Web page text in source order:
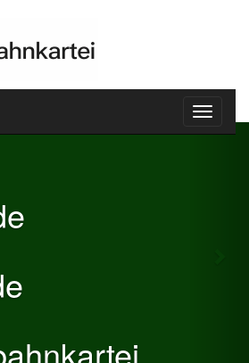
Toggle